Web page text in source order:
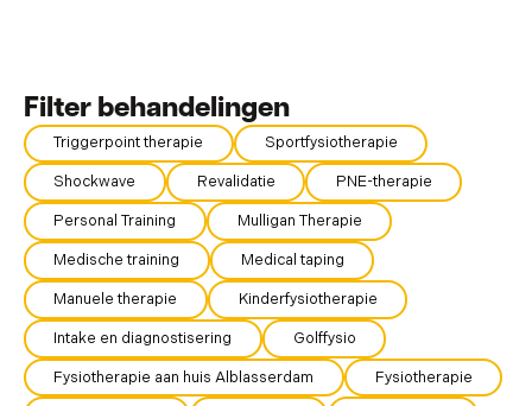
Filter behandelingen
Triggerpoint therapie Sportfysiotherapie
Shockwave Revalidatie PNE-therapie
Personal Training Mulligan Therapie
Medische training Medical taping
Manuele therapie Kinderfysiotherapie
Intake en diagnostisering Golffysio
Fysiotherapie aan huis Alblasserdam Fysiotherapie